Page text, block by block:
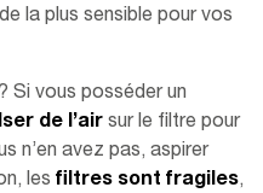
la plus sensible pour vos
Si vous posséder un
de l’air sur le filtre pour
n’en avez pas, aspirer
les filtres sont fragiles,